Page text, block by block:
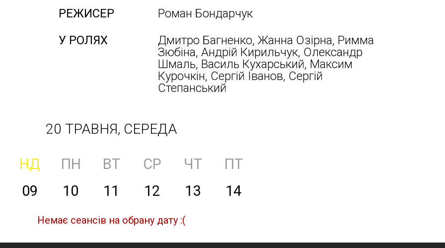
РЕЖИСЕР
Роман Бондарчук
У РОЛЯХ
Дмитро Багненко, Жанна Озірна, Римма
Зюбіна, Андрій Кирильчук, Олександр
Шмаль, Василь Кухарський, Максим
Курочкін, Сергій Іванов, Сергій
Степанський
20 ТРАВНЯ, СЕРЕДА
НД ПН ВТ СР ЧТ
ПТ
09 10 11 12 13 14
Немає сеансів на обрану дату :(